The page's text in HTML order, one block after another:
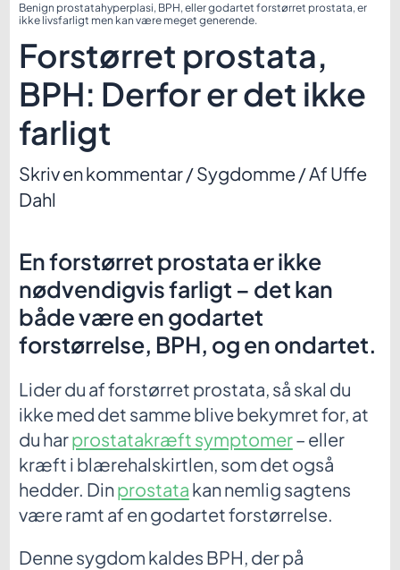
Benign prostatahyperplasi, BPH, eller godartet forstørret prostata, er
ikke livsfarligt men kan være meget generende.
Forstørret prostata,
BPH: Derfor er det ikke
farligt
Skriv en kommentar/Sygdomme/ AfUffe
Dahl
En forstørret prostata er ikke
nødvendigvis farligt – det kan
både være en godartet
forstørrelse, BPH, og en ondartet.
Lider du af forstørret prostata, så skal du
ikke med det samme blive bekymret for, at
du harprostatakræft symptomer– eller
kræft i blærehalskirtlen, som det også
hedder. Dinprostata kan nemlig sagtens
være ramt af en godartet forstørrelse.
Denne sygdom kaldes BPH, der på